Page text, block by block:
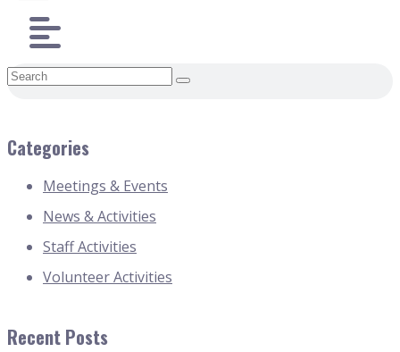
Categories
Meetings & Events
News & Activities
Staff Activities
Volunteer Activities
Recent Posts